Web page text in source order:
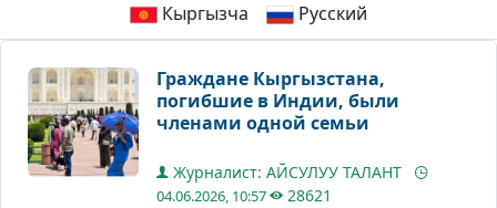
Кыргызча Русский
Граждане Кыргызстана,
погибшие в Индии, были
членами одной семьи
Журналист: АЙСУЛУУ ТАЛАНТ
04.06.2026, 10:57 28621